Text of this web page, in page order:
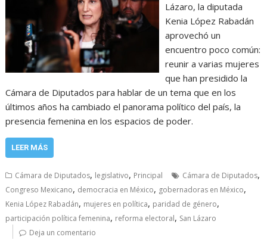
Lázaro, la diputada
Kenia López Rabadán
aprovechó un
encuentro poco común:
reunir a varias mujeres
que han presidido la
Cámara de Diputados para hablar de un tema que en los
últimos años ha cambiado el panorama político del país, la
presencia femenina en los espacios de poder.
LEER MÁS
Cámara de Diputados, legislativo, Principal Cámara de Diputados,
Congreso Mexicano, democracia en México, gobernadoras en México,
Kenia López Rabadán, mujeres en política, paridad de género,
participación política femenina, reforma electoral, San Lázaro
Deja un comentario